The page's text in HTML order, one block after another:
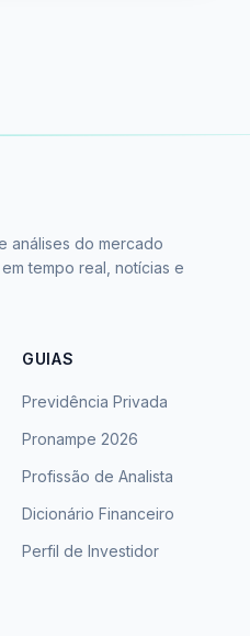
análises do mercado
tempo real, notícias e
GUIAS
Previdência Privada
Pronampe 2026
Profissão de Analista
Dicionário Financeiro
Perfil de Investidor